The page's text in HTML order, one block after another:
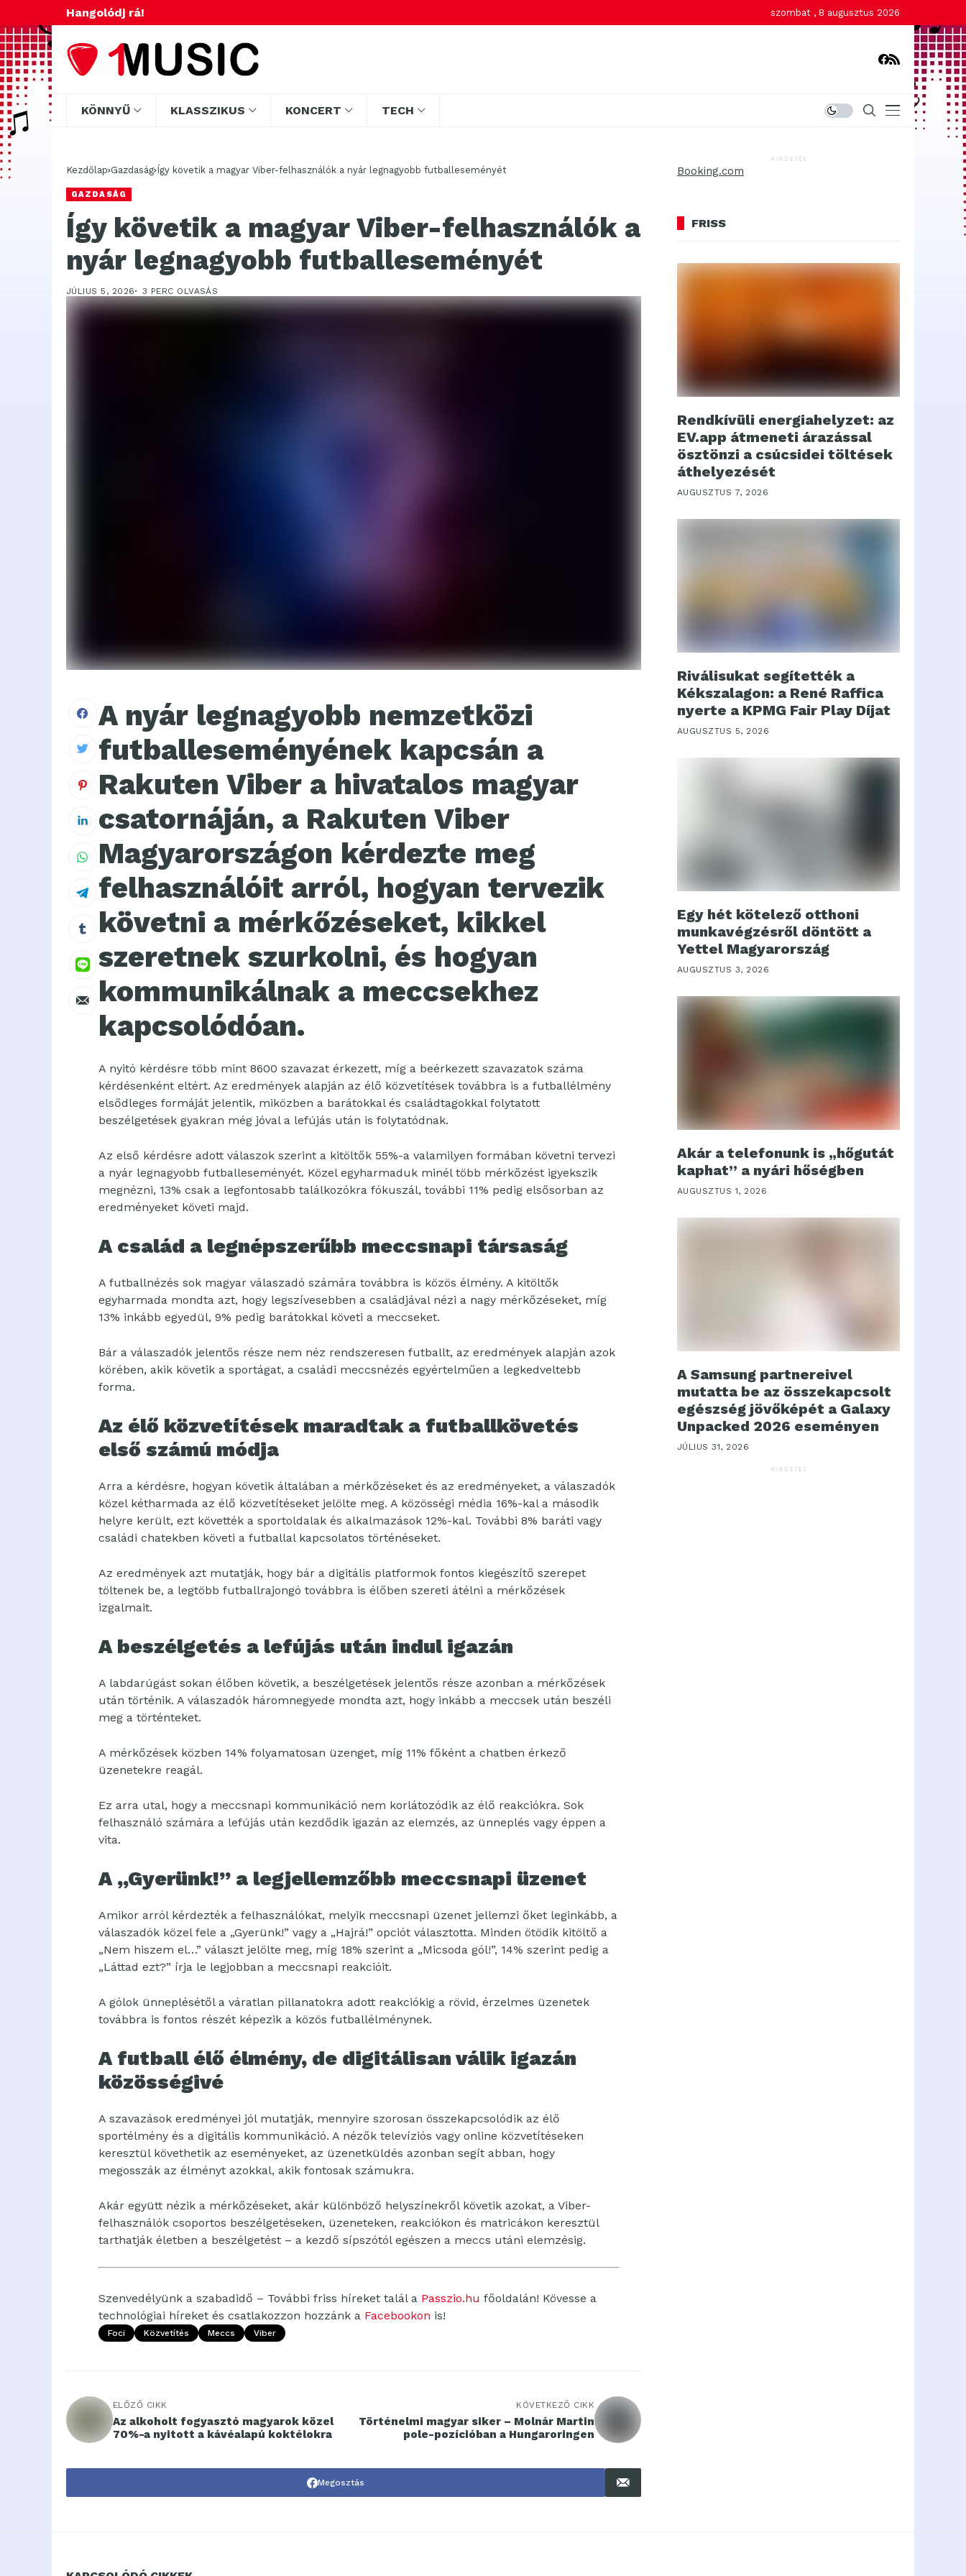
Hangolódj rá! szombat , 8 augusztus 2026
KÖNNYŰ KLASSZIKUS KONCERT TECH
Kezdőlap Gazdaság Így követik a magyar Viber-felhasználók a nyár legnagyobb futballeseményét
GAZDASÁG
Így követik a magyar Viber-felhasználók a
nyár legnagyobb futballeseményét
JÚLIUS 5, 2026 3 PERC OLVASÁS
A nyár legnagyobb nemzetközi
futballeseményének kapcsán a
Rakuten Viber a hivatalos magyar
csatornáján, a Rakuten Viber
Magyarországon kérdezte meg
felhasználóit arról, hogyan tervezik
követni a mérkőzéseket, kikkel
szeretnek szurkolni, és hogyan
kommunikálnak a meccsekhez
kapcsolódóan.
A nyitó kérdésre több mint 8600 szavazat érkezett, míg a beérkezett szavazatok száma
kérdésenként eltért. Az eredmények alapján az élő közvetítések továbbra is a futballélmény
elsődleges formáját jelentik, miközben a barátokkal és családtagokkal folytatott
beszélgetések gyakran még jóval a lefújás után is folytatódnak.
Az első kérdésre adott válaszok szerint a kitöltők 55%-a valamilyen formában követni tervezi
a nyár legnagyobb futballeseményét. Közel egyharmaduk minél több mérkőzést igyekszik
megnézni, 13% csak a legfontosabb találkozókra fókuszál, további 11% pedig elsősorban az
eredményeket követi majd.
A család a legnépszerűbb meccsnapi társaság
A futballnézés sok magyar válaszadó számára továbbra is közös élmény. A kitöltők
egyharmada mondta azt, hogy legszívesebben a családjával nézi a nagy mérkőzéseket, míg
13% inkább egyedül, 9% pedig barátokkal követi a meccseket.
Bár a válaszadók jelentős része nem néz rendszeresen futballt, az eredmények alapján azok
körében, akik követik a sportágat, a családi meccsnézés egyértelműen a legkedveltebb
forma.
Az élő közvetítések maradtak a futballkövetés
első számú módja
Arra a kérdésre, hogyan követik általában a mérkőzéseket és az eredményeket, a válaszadók
közel kétharmada az élő közvetítéseket jelölte meg. A közösségi média 16%-kal a második
helyre került, ezt követték a sportoldalak és alkalmazások 12%-kal. További 8% baráti vagy
családi chatekben követi a futballal kapcsolatos történéseket.
Az eredmények azt mutatják, hogy bár a digitális platformok fontos kiegészítő szerepet
töltenek be, a legtöbb futballrajongó továbbra is élőben szereti átélni a mérkőzések
izgalmait.
A beszélgetés a lefújás után indul igazán
A labdarúgást sokan élőben követik, a beszélgetések jelentős része azonban a mérkőzések
után történik. A válaszadók háromnegyede mondta azt, hogy inkább a meccsek után beszéli
meg a történteket.
A mérkőzések közben 14% folyamatosan üzenget, míg 11% főként a chatben érkező
üzenetekre reagál.
Ez arra utal, hogy a meccsnapi kommunikáció nem korlátozódik az élő reakciókra. Sok
felhasználó számára a lefújás után kezdődik igazán az elemzés, az ünneplés vagy éppen a
vita.
A „Gyerünk!” a legjellemzőbb meccsnapi üzenet
Amikor arról kérdezték a felhasználókat, melyik meccsnapi üzenet jellemzi őket leginkább, a
válaszadók közel fele a „Gyerünk!” vagy a „Hajrá!” opciót választotta. Minden ötödik kitöltő a
„Nem hiszem el…” választ jelölte meg, míg 18% szerint a „Micsoda gól!”, 14% szerint pedig a
„Láttad ezt?” írja le legjobban a meccsnapi reakcióit.
A gólok ünneplésétől a váratlan pillanatokra adott reakciókig a rövid, érzelmes üzenetek
továbbra is fontos részét képezik a közös futballélménynek.
A futball élő élmény, de digitálisan válik igazán
közösségivé
A szavazások eredményei jól mutatják, mennyire szorosan összekapcsolódik az élő
sportélmény és a digitális kommunikáció. A nézők televíziós vagy online közvetítéseken
keresztül követhetik az eseményeket, az üzenetküldés azonban segít abban, hogy
megosszák az élményt azokkal, akik fontosak számukra.
Akár együtt nézik a mérkőzéseket, akár különböző helyszínekről követik azokat, a Viber-
felhasználók csoportos beszélgetéseken, üzeneteken, reakciókon és matricákon keresztül
tarthatják életben a beszélgetést – a kezdő sípszótól egészen a meccs utáni elemzésig.
Szenvedélyünk a szabadidő – További friss híreket talál a Passzio.hu főoldalán! Kövesse a
technológiai híreket és csatlakozzon hozzánk a Facebookon is!
Foci Közvetítés Meccs Viber
ELŐZŐ CIKK
Az alkoholt fogyasztó magyarok közel
70%-a nyitott a kávéalapú koktélokra
KÖVETKEZŐ CIKK
Történelmi magyar siker – Molnár Martin
pole-pozícióban a Hungaroringen
Megosztás
HIRDETÉS
Booking.com
FRISS
Rendkívüli energiahelyzet: az
EV.app átmeneti árazással
ösztönzi a csúcsidei töltések
áthelyezését
AUGUSZTUS 7, 2026
Riválisukat segítették a
Kékszalagon: a René Raffica
nyerte a KPMG Fair Play Díjat
AUGUSZTUS 5, 2026
Egy hét kötelező otthoni
munkavégzésről döntött a
Yettel Magyarország
AUGUSZTUS 3, 2026
Akár a telefonunk is „hőgutát
kaphat” a nyári hőségben
AUGUSZTUS 1, 2026
A Samsung partnereivel
mutatta be az összekapcsolt
egészség jövőképét a Galaxy
Unpacked 2026 eseményen
JÚLIUS 31, 2026
HIRDETÉS